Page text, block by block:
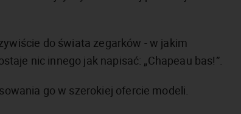
do świata zegarków - w jakim
nic innego jak napisać: „Chapeau bas!”.
go w szerokiej ofercie modeli.